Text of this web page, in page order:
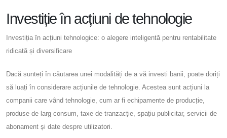
Investiție în acțiuni de tehnologie
Investiția în acțiuni tehnologice: o alegere inteligentă pentru rentabilitate
ridicată și diversificare
Dacă sunteți în căutarea unei modalități de a vă investi banii, poate doriți
să luați în considerare acțiunile de tehnologie. Acestea sunt acțiuni la
companii care vând tehnologie, cum ar fi echipamente de producție,
produse de larg consum, taxe de tranzacție, spațiu publicitar, servicii de
abonament și date despre utilizatori.